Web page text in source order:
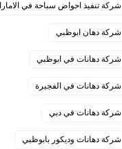
شركة تنفيذ احواض سباحة في
شركة دهان ابوظبي
شركة دهانات في ابوظبي
شركة دهانات في الفجيرة
شركة دهانات في دبي
شركة دهانات وديكور بابوظبي